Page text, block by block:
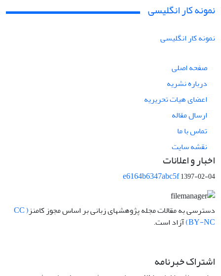
نمونه کار انگلیسی
نمونه کار انگلیسی
صفحه اصلی
درباره نشریه
اعضای هیات تحریریه
ارسال مقاله
تماس با ما
نقشه سایت
اخبار و اعلانات
e6164b6347abc5f1397-02-04
دسترسی به مقالات مجله پژوهشهای زبانی بر اساس مجوز کامنز ( CC
BY-NC) آزاد است.
اشتراک خبرنامه